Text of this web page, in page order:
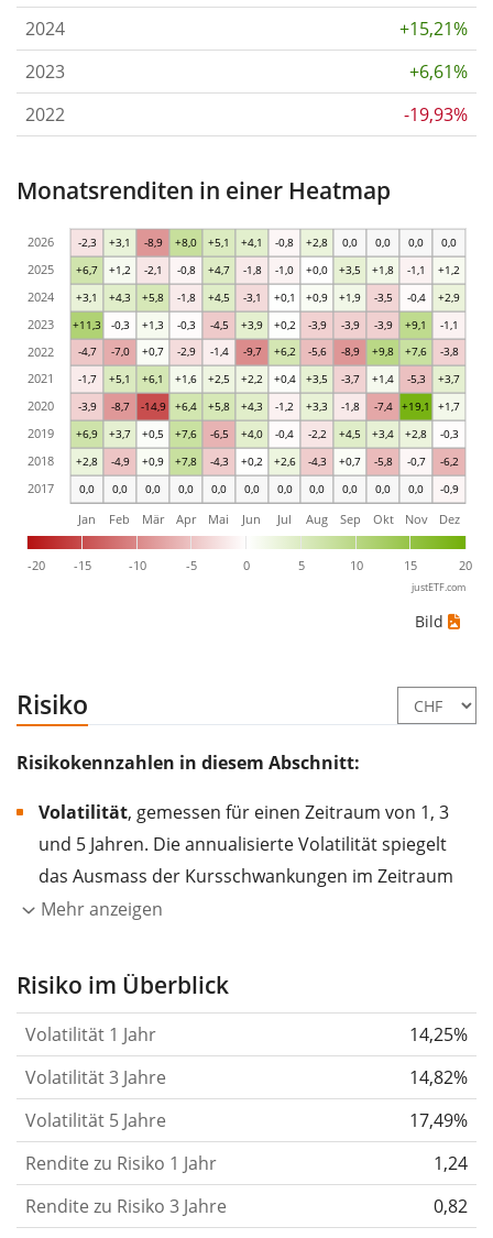
2024
+15,21%
2023
+6,61%
2022
-19,93%
Monatsrenditen in einer Heatmap
0,0 0,0 0,0 0,0 0,0 0,0 0,0 0,0 0,0 0,0 0,0 -0,9
+2,8 -4,9 +0,9 +7,8 -4,3 +0,2 +2,6 -4,3 +0,7 -5,8 -0,7 -6,2
+6,9 +3,7 +0,5 +7,6 -6,5 +4,0 -0,4 -2,2 +4,5 +3,4 +2,8 -0,3
-3,9 -8,7 -14,9 +6,4 +5,8 +4,3 -1,2 +3,3 -1,8 -7,4 +19,1 +1,7
-1,7 +5,1 +6,1 +1,6 +2,5 +2,2 +0,4 +3,5 -3,7 +1,4 -5,3 +3,7
-4,7 -7,0 +0,7 -2,9 -1,4 -9,7 +6,2 -5,6 -8,9 +9,8 +7,6 -3,8
+11,3 -0,3 +1,3 -0,3 -4,5 +3,9 +0,2 -3,9 -3,9 -3,9 +9,1 -1,1
+3,1 +4,3 +5,8 -1,8 +4,5 -3,1 +0,1 +0,9 +1,9 -3,5 -0,4 +2,9
+6,7 +1,2 -2,1 -0,8 +4,7 -1,8 -1,0 +0,0 +3,5 +1,8 -1,1 +1,2
-2,3 +3,1 -8,9 +8,0 +5,1 +4,1 -0,8 +2,8 0,0 0,0 0,0 0,0
-20 -15 -10 -5 0 5 10 15 20
Jan Feb Mär Apr Mai Jun Jul Aug Sep Okt Nov Dez
2017
2018
2019
2020
2021
2022
2023
2024
2025
2026
justETF.com
Bild
Risiko
Risikokennzahlen in diesem Abschnitt:
Volatilität, gemessen für einen Zeitraum von 1, 3
und 5 Jahren. Die annualisierte Volatilität spiegelt
das Ausmass der Kursschwankungen im Zeitraum
eines Jahres wider.
Aktie, des ETF, usw.) in der Vergangenheit
gelten im Allgemeinen als risikoreicher. Wir
berechnen die Volatilität auf Basis der Daten der
letzten 1, 3 und 5 Jahre, damit du sehen kannst, ob
die Kursschwankungen im Laufe der Zeit stärker
oder schwächer wurden. Weitere Informationen
findest du in unserem Artikel:
Risikomass.
Mehr anzeigen
Risiko im Überblick
Volatilität 1 Jahr
14,25%
Volatilität 3 Jahre
14,82%
Volatilität 5 Jahre
17,49%
Rendite zu Risiko 1 Jahr
1,24
Rendite zu Risiko 3 Jahre
0,82